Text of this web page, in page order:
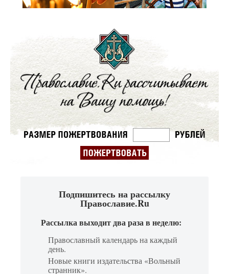
Подпишитесь на рассылку
Православие.Ru
Рассылка выходит два раза в неделю:
Православный календарь на каждый
день.
Новые книги издательства «Вольный
странник».